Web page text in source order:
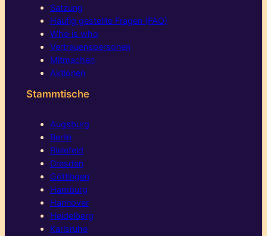
Satzung
Häufig gestellte Fragen (FAQ)
Who is who
Vertrauenspersonen
Mitmachen
Aktionen
Stammtische
Augsburg
Berlin
Bielefeld
Dresden
Göttingen
Hamburg
Hannover
Heidelberg
Karlsruhe